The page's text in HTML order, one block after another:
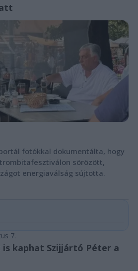
fotókkal dokumentálta, hogy
sörözött,
energiaválság sújtotta.
7.
kaphat Szijjártó Péter a